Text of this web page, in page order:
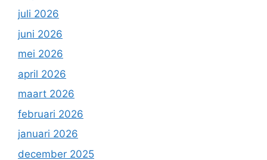
juli 2026
juni 2026
mei 2026
april 2026
maart 2026
februari 2026
januari 2026
december 2025